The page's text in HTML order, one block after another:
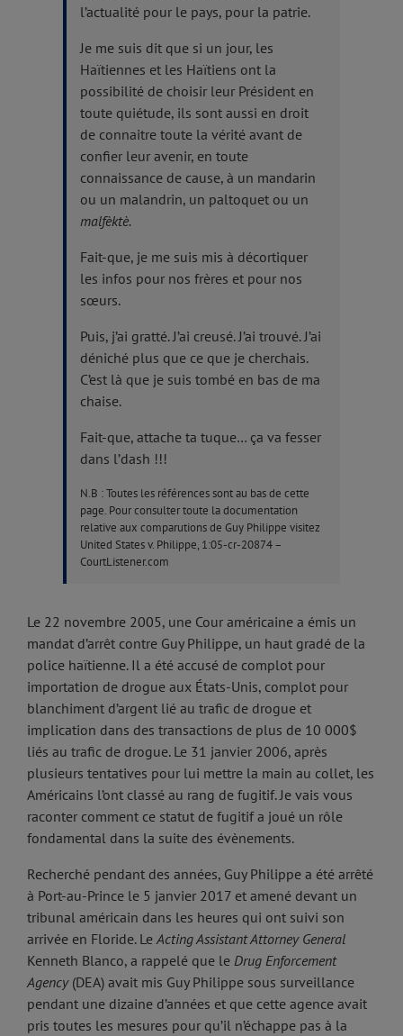
l’actualité pour le pays, pour la patrie.
Je me suis dit que si un jour, les
Haïtiennes et les Haïtiens ont la
possibilité de choisir leur Président en
toute quiétude, ils sont aussi en droit
de connaitre toute la vérité avant de
confier leur avenir, en toute
connaissance de cause, à un mandarin
ou un malandrin, un paltoquet ou un
malfèktè.
Fait-que, je me suis mis à décortiquer
les infos pour nos frères et pour nos
sœurs.
Puis, j’ai gratté. J’ai creusé. J’ai trouvé. J’ai
déniché plus que ce que je cherchais.
C’est là que je suis tombé en bas de ma
chaise.
Fait-que, attache ta tuque… ça va fesser
dans l’dash !!!
N.B : Toutes les références sont au bas de cette
page. Pour consulter toute la documentation
relative aux comparutions de Guy Philippe visitez
United States v. Philippe, 1:05-cr-20874 –
CourtListener.com
Le 22 novembre 2005, une Cour américaine a émis un
mandat d’arrêt contre Guy Philippe, un haut gradé de la
police haïtienne. Il a été accusé de complot pour
importation de drogue aux États-Unis, complot pour
blanchiment d’argent lié au trafic de drogue et
implication dans des transactions de plus de 10 000$
liés au trafic de drogue. Le 31 janvier 2006, après
plusieurs tentatives pour lui mettre la main au collet, les
Américains l’ont classé au rang de fugitif. Je vais vous
raconter comment ce statut de fugitif a joué un rôle
fondamental dans la suite des évènements.
Recherché pendant des années, Guy Philippe a été arrêté
à Port-au-Prince le 5 janvier 2017 et amené devant un
tribunal américain dans les heures qui ont suivi son
arrivée en Floride. LeActing Assistant Attorney General
Kenneth Blanco, a rappelé que le Drug Enforcement
Agency (DEA) avait mis Guy Philippe sous surveillance
pendant une dizaine d’années et que cette agence avait
pris toutes les mesures pour qu’il n’échappe pas à la